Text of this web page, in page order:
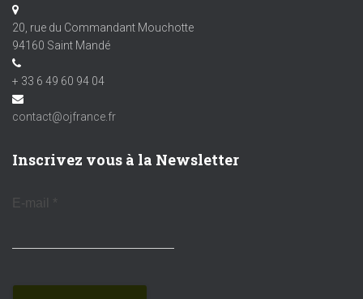
20, rue du Commandant Mouchotte
94160 Saint Mandé
+ 33 6 49 60 94 04
contact@ojfrance.fr
Inscrivez vous à la Newsletter
E-mail *